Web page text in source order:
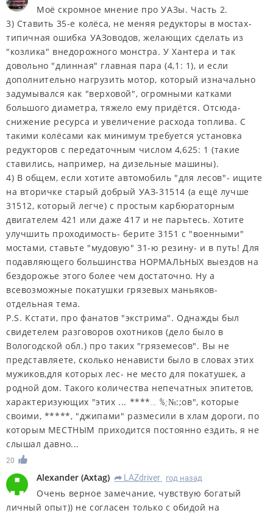
Моё скромное мнение про УАЗы. Часть 2.
3) Ставить 35-е колёса, не меняя редукторы в мостах-
типичная ошибка УАЗоводов, желающих сделать из
"козлика" внедорожного монстра. У Хантера и так
довольно "длинная" главная пара (4,1: 1), и если
дополнительно нагрузить мотор, который изначально
задумывался как "верховой", огромными катками
большого диаметра, тяжело ему придётся. Отсюда-
снижение ресурса и увеличение расхода топлива. С
такими колёсами как минимум требуется установка
редукторов с передаточным числом 4,625: 1 (такие
ставились, например, на дизельные машины).
4) В общем, если хотите автомобиль "для лесов"- ищите
на вторичке старый добрый УАЗ-31514 (а ещё лучше
31512, который легче) с простым карбюраторным
двигателем 421 или даже 417 и не парьтесь. Хотите
улучшить проходимость- берите 3151 с "военными"
мостами, ставьте "мудовую" 31-ю резину- и в путь! Для
подавляющего большинства НОРМАЛЬНЫХ выездов на
бездорожье этого более чем достаточно. Ну а
всевозможные покатушки грязевых маньяков-
отдельная тема.
P.S. Кстати, про фанатов "экстрима". Однажды был
свидетелем разговоров охотников (дело было в
Вологодской обл.) про таких "гряземесов". Вы не
представляете, сколько ненависти было в словах этих
мужиков,для которых лес- не место для покатушек, а
родной дом. Такого количества непечатных эпитетов,
характеризующих "этих ... ****
... %;№:;ов", которые
своими, *****, "джипами" размесили в хлам дороги, по
которым МЕСТНЫМ приходится постоянно ездить, я не
слышал давно...
20
Alexander (Axtag) R LAZdriver год назад
Очень верное замечание, чувствую богатый
личный опыт)) не согласен только с обидой на